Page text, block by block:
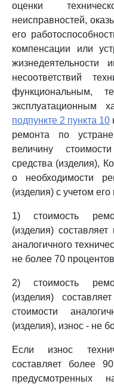
оценки
неисправностей,
его
компенсации или
жизнедеятельности
несоответствий
функциональным,
эксплуатационным
подпункте 2 пункта 10
ремонта по
величину
средства (изделия),
о необходимости
(изделия) с учетом
1) стоимость
(изделия)
аналогичного
не более 70
2) стоимость
(изделия)
стоимости
(изделия), износ - не
Если износ
составляет более
предусмотренных